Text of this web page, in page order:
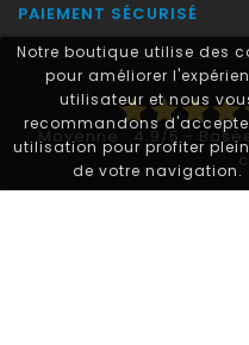
Notre boutique utilise des
pour améliorer
utilisateur et nous
recommandons
utilisation pour profiter
de votre navigation.
PAIEMENT SÉCURISÉ
starstarstarstar
Moyenne :4.9/5-